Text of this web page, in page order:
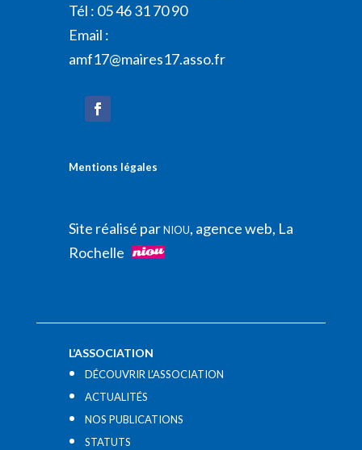
Tél : 05 46 31 70 90
Email :
amf17@maires17.asso.fr
Mentions légales
Site réalisé parNIOU, agence web, La
Rochelle
L’ASSOCIATION
DÉCOUVRIR L’ASSOCIATION
ACTUALITÉS
NOS PUBLICATIONS
STATUTS